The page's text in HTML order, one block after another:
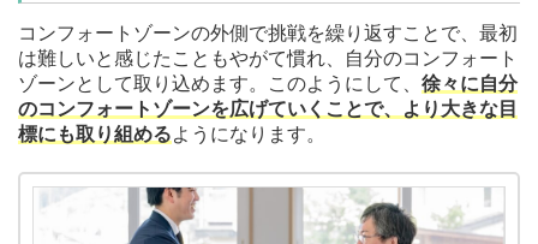
コンフォートゾーンの外側で挑戦を繰り返すことで、最初
は難しいと感じたこともやがて慣れ、自分のコンフォート
ゾーンとして取り込めます。このようにして、 徐々に自分
のコンフォートゾーンを広げていくことで、より大きな目
標にも取り組めるようになります。